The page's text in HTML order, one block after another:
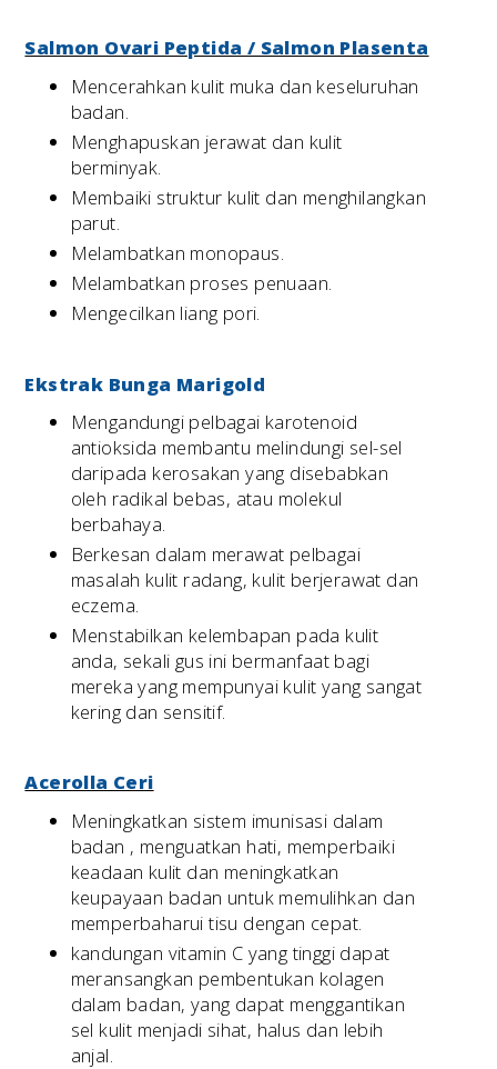
Salmon Ovari Peptida / Salmon Plasenta
Mencerahkan kulit muka dan keseluruhan
badan.
Menghapuskan jerawat dan kulit
berminyak.
Membaiki struktur kulit dan menghilangkan
parut.
Melambatkan monopaus.
Melambatkan proses penuaan.
Mengecilkan liang pori.
Ekstrak Bunga Marigold
Mengandungi pelbagai karotenoid
antioksida membantu melindungi sel-sel
daripada kerosakan yang disebabkan
oleh radikal bebas, atau molekul
berbahaya.
Berkesan dalam merawat pelbagai
masalah kulit radang, kulit berjerawat dan
eczema.
Menstabilkan kelembapan pada kulit
anda, sekali gus ini bermanfaat bagi
mereka yang mempunyai kulit yang sangat
kering dan sensitif.
Acerolla Ceri
Meningkatkan sistem imunisasi dalam
badan , menguatkan hati, memperbaiki
keadaan kulit dan meningkatkan
keupayaan badan untuk memulihkan dan
memperbaharui tisu dengan cepat.
kandungan vitamin C yang tinggi dapat
meransangkan pembentukan kolagen
dalam badan, yang dapat menggantikan
sel kulit menjadi sihat, halus dan lebih
anjal.